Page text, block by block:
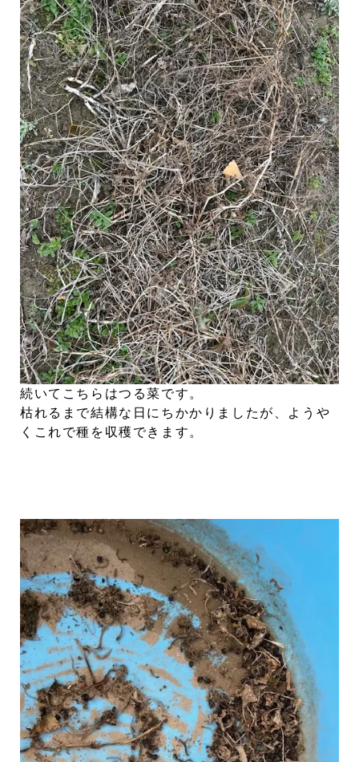
続いてこちらはつる菜です。
枯れるまで結構な日にちかかりましたが、ようや
くこれで種を収穫できます。